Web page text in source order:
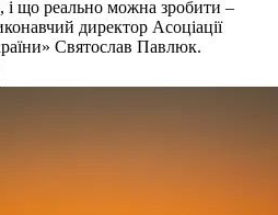
і що реально можна зробити –
директор Асоціації
Святослав Павлюк.